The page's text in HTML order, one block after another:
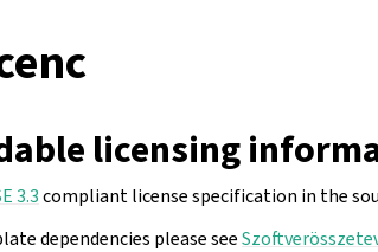
licensing
3.3compliant license specification in the
dependencies please see